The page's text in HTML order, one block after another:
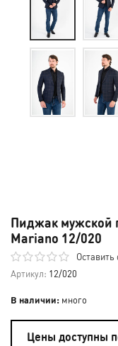
Пиджак мужской
Mariano 12/020
Оставить
Артикул: 12/020
В наличии: много
Цены доступны